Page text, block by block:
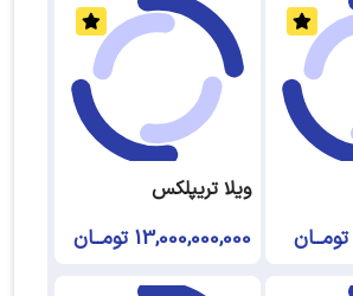
ویلا تریپلکس
13,000,000,000 تومــان